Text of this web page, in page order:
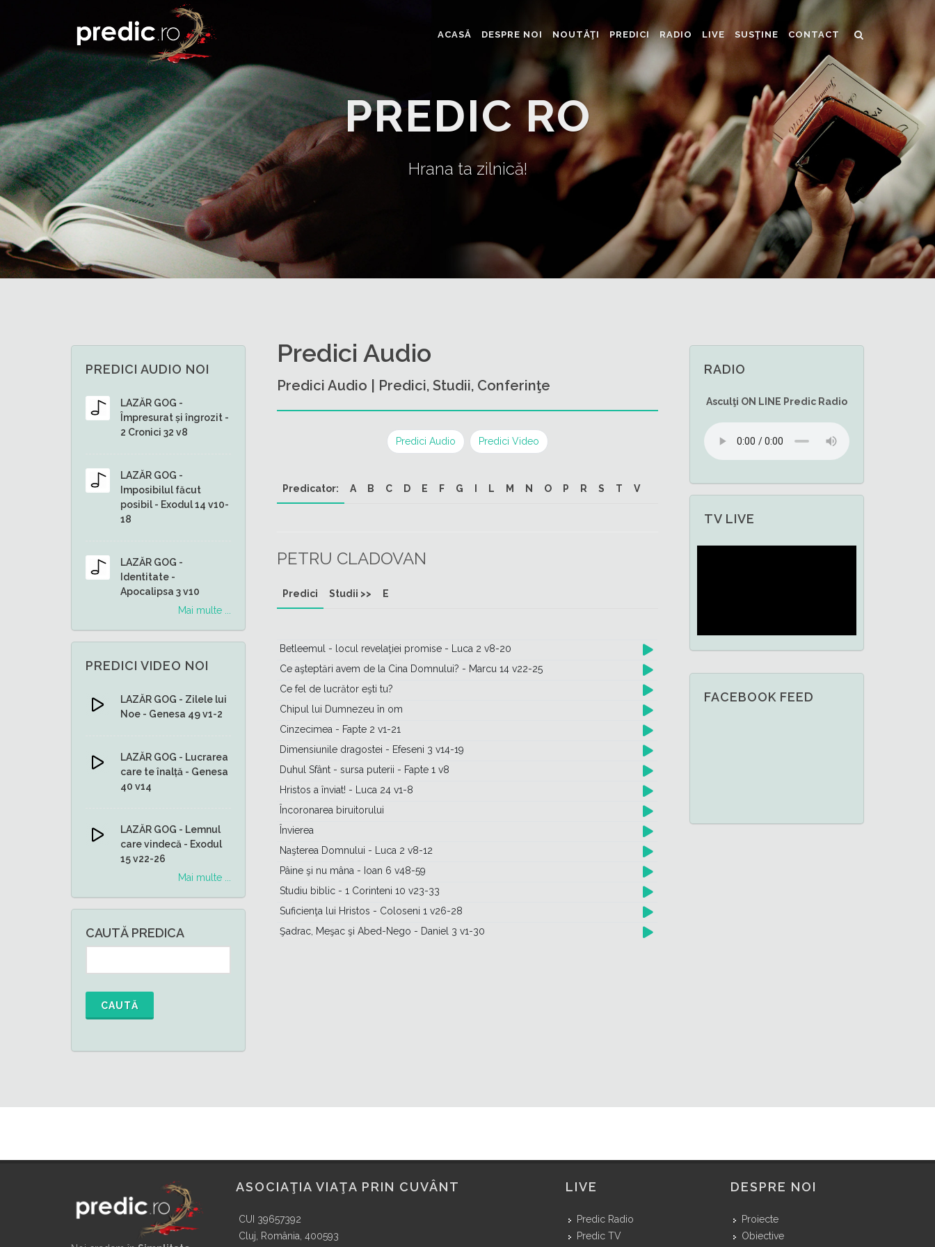
ACASĂ DESPRE NOI NOUTĂŢI PREDICI RADIO LIVE SUSŢINE CONTACT
PREDIC RO
Hrana ta zilnică!
PREDICI AUDIO NOI
LAZĂR GOG -
Împresurat și îngrozit -
2 Cronici 32 v8
LAZĂR GOG -
Imposibilul făcut
posibil - Exodul 14 v10-
18
LAZĂR GOG -
Identitate -
Apocalipsa 3 v10
Mai multe ...
PREDICI VIDEO NOI
LAZĂR GOG - Zilele lui
Noe - Genesa 49 v1-2
LAZĂR GOG - Lucrarea
care te înalță - Genesa
40 v14
LAZĂR GOG - Lemnul
care vindecă - Exodul
15 v22-26
Mai multe ...
CAUTĂ PREDICA
CAUTĂ
Predici Audio
Predici Audio | Predici, Studii, Conferinţe
Predici Audio Predici Video
Predicator: A B C D E F G L M N O P R S T V
PETRU CLADOVAN
Predici Studii >> E
Betleemul - locul revelaţiei promise - Luca 2 v8-20
Ce aşteptări avem de la Cina Domnului? - Marcu 14 v22-25
Ce fel de lucrător eşti tu?
Chipul lui Dumnezeu în om
Cinzecimea - Fapte 2 v1-21
Dimensiunile dragostei - Efeseni 3 v14-19
Duhul Sfânt - sursa puterii - Fapte 1 v8
Hristos a înviat! - Luca 24 v1-8
Încoronarea biruitorului
Învierea
Naşterea Domnului - Luca 2 v8-12
Pâine şi nu mâna - Ioan 6 v48-59
Studiu biblic - 1 Corinteni 10 v23-33
Suficienţa lui Hristos - Coloseni 1 v26-28
Şadrac, Meşac şi Abed-Nego - Daniel 3 v1-30
RADIO
Asculţi ON LINE Predic Radio
TV LIVE
FACEBOOK FEED
ASOCIAŢIA VIAŢA PRIN CUVÂNT
CUI 39657392
Cluj, România, 400593
LIVE
Predic Radio
Predic TV
DESPRE NOI
Proiecte
Obiective